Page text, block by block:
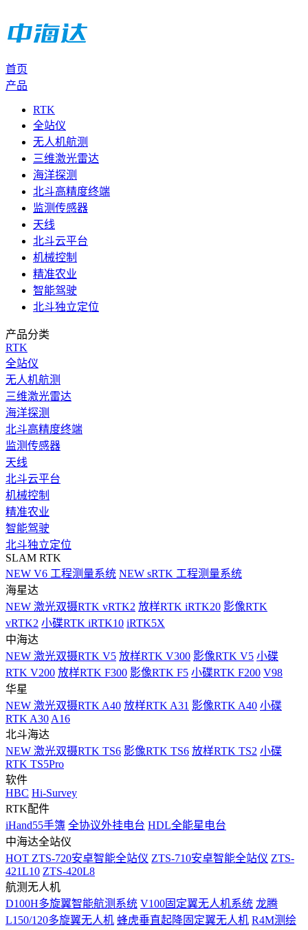
首页
产品
RTK
全站仪
无人机航测
三维激光雷达
海洋探测
北斗高精度终端
监测传感器
天线
北斗云平台
机械控制
精准农业
智能驾驶
北斗独立定位
产品分类
RTK
全站仪
无人机航测
三维激光雷达
海洋探测
北斗高精度终端
监测传感器
天线
北斗云平台
机械控制
精准农业
智能驾驶
北斗独立定位
SLAM RTK
NEW V6 工程测量系统 NEW sRTK 工程测量系统
海星达
NEW 激光双摄RTK vRTK2 放样RTK iRTK20 影像RTK
vRTK2 小碟RTK iRTK10 iRTK5X
中海达
NEW 激光双摄RTK V5 放样RTK V300 影像RTK V5 小碟
RTK V200 放样RTK F300 影像RTK F5 小碟RTK F200 V98
华星
NEW 激光双摄RTK A40 放样RTK A31 影像RTK A40 小碟
RTK A30 A16
北斗海达
NEW 激光双摄RTK TS6 影像RTK TS6 放样RTK TS2 小碟
RTK TS5Pro
软件
HBC Hi-Survey
RTK配件
iHand55手簿 全协议外挂电台 HDL全能星电台
中海达全站仪
HOT ZTS-720安卓智能全站仪 ZTS-710安卓智能全站仪 ZTS-
421L10 ZTS-420L8
航测无人机
D100H多旋翼智能航测系统 V100固定翼无人机系统 龙腾
L150/120多旋翼无人机 蜂虎垂直起降固定翼无人机 R4M测绘